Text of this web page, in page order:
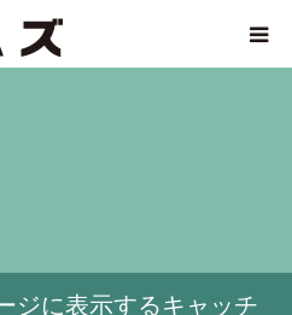
ジに表示するキャッチ